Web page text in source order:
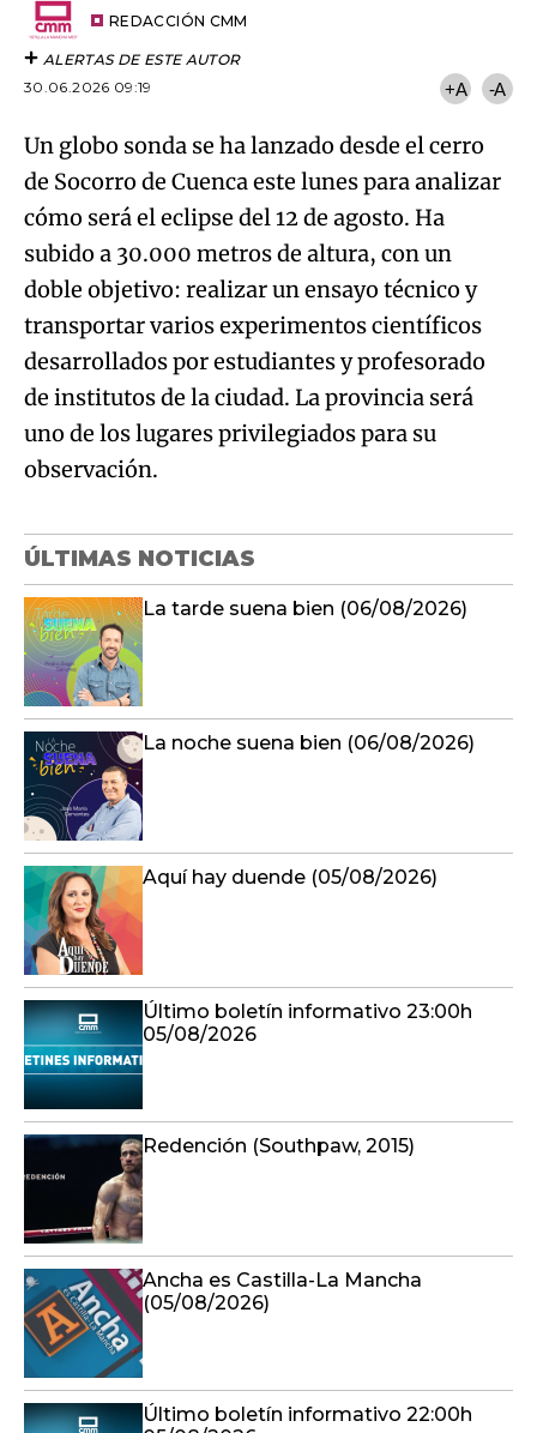
REDACCIÓN CMM
ALERTAS DE ESTE AUTOR
30.06.2026 09:19
+A -A
Un globo sonda se ha lanzado desde el cerro
de Socorro de Cuenca este lunes para analizar
cómo será el eclipse del 12 de agosto. Ha
subido a 30.000 metros de altura, con un
doble objetivo: realizar un ensayo técnico y
transportar varios experimentos científicos
desarrollados por estudiantes y profesorado
de institutos de la ciudad. La provincia será
uno de los lugares privilegiados para su
observación.
ÚLTIMAS NOTICIAS
La tarde suena bien (06/08/2026)
La noche suena bien (06/08/2026)
Aquí hay duende (05/08/2026)
Último boletín informativo 23:00h
05/08/2026
Redención (Southpaw, 2015)
Ancha es Castilla-La Mancha
(05/08/2026)
Último boletín informativo 22:00h